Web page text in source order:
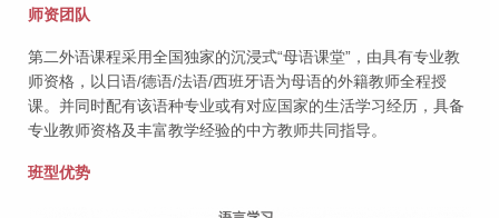
师资团队
第二外语课程采用全国独家的沉浸式“母语课堂”，由具有专业教
师资格，以日语/德语/法语/西班牙语为母语的外籍教师全程授
课。并同时配有该语种专业或有对应国家的生活学习经历，具备
专业教师资格及丰富教学经验的中方教师共同指导。
班型优势